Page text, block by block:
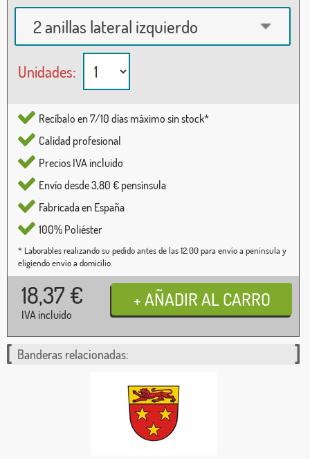
2 anillas lateral izquierdo
Unidades:
Recíbalo en 7/10 días máximo sin stock*
Calidad profesional
Precios IVA incluido
Envío desde 3,80 € pensínsula
Fabricada en España
100% Poliéster
* Laborables realizando su pedido antes de las 12:00 para envío a península y
eligiendo envío a domicilio.
18,37 €
IVA incluido
Banderas relacionadas: